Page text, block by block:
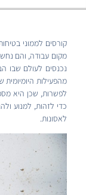
קורסים לממוני
מקום עבודה, והם
נכנסים לעולם שבו
מהפעילות
לפשרות, שכן היא
כדי לזהות, למנוע
לאסונות.